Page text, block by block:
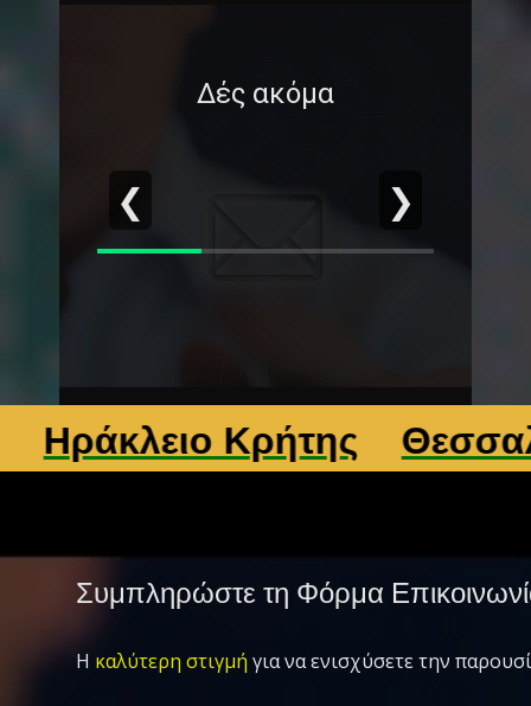
Δές ακόμα
❮ ❯
Κρήτης
Συμπληρώστε τη Φόρμα
Η καλύτερη στιγμή για να ενισχύσετε την